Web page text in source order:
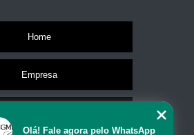
Home
Empresa
Olá! Fale agora pelo WhatsApp